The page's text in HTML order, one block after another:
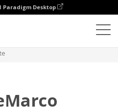
Paradigm Desktop